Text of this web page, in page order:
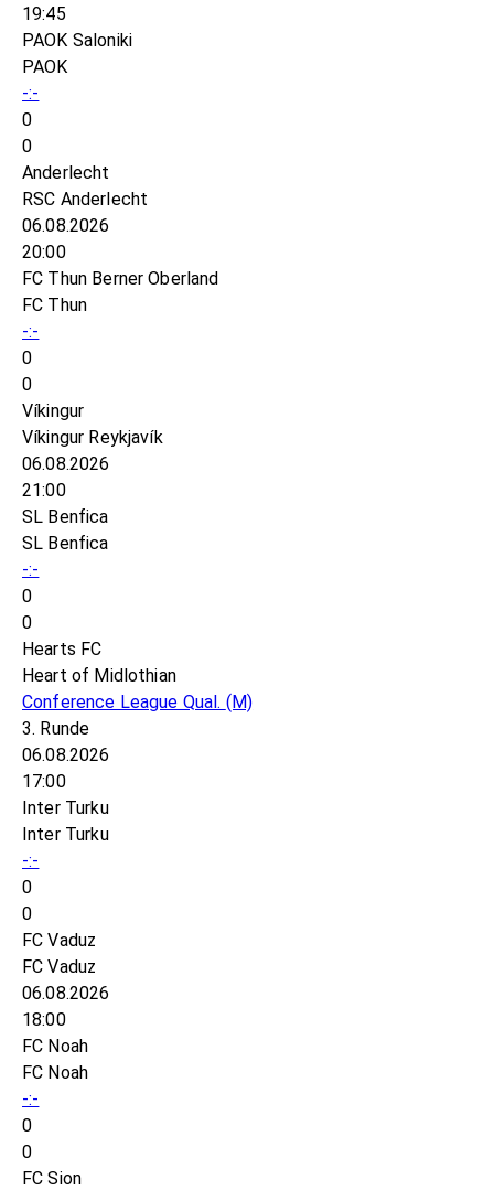
19:45
PAOK Saloniki
PAOK
-:-
0
0
Anderlecht
RSC Anderlecht
06.08.2026
20:00
FC Thun Berner Oberland
FC Thun
-:-
0
0
Víkingur
Víkingur Reykjavík
06.08.2026
21:00
SL Benfica
SL Benfica
-:-
0
0
Hearts FC
Heart of Midlothian
Conference League Qual. (M)
3. Runde
06.08.2026
17:00
Inter Turku
Inter Turku
-:-
0
0
FC Vaduz
FC Vaduz
06.08.2026
18:00
FC Noah
FC Noah
-:-
0
0
FC Sion